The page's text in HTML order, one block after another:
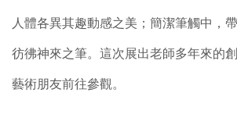
人體各異其趣動感之美；簡潔筆觸中，
彷彿神來之筆。這次展出老師多年來的
藝術朋友前往參觀。